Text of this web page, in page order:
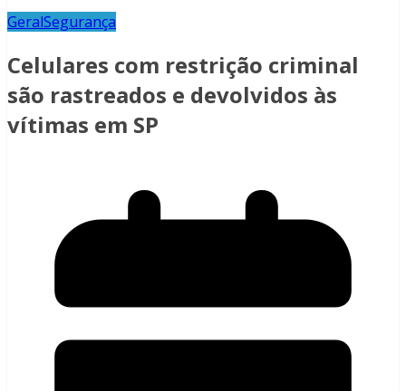
GeralSegurança
Celulares com restrição criminal
são rastreados e devolvidos às
vítimas em SP